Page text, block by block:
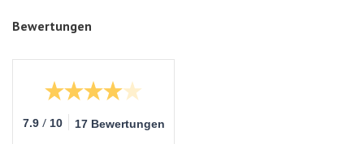
Bewertungen
7.9 / 10 17 Bewertungen